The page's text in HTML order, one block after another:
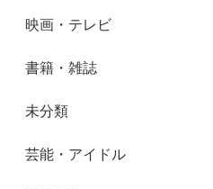
映画・テレビ
書籍・雑誌
未分類
芸能・アイドル